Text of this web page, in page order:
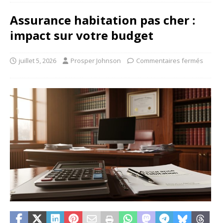
Assurance habitation pas cher :
impact sur votre budget
juillet 5, 2026 Prosper Johnson Commentaires fermés